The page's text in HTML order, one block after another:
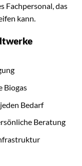
Fachpersonal, das
kann.
Biogas
Bedarf
Beratung